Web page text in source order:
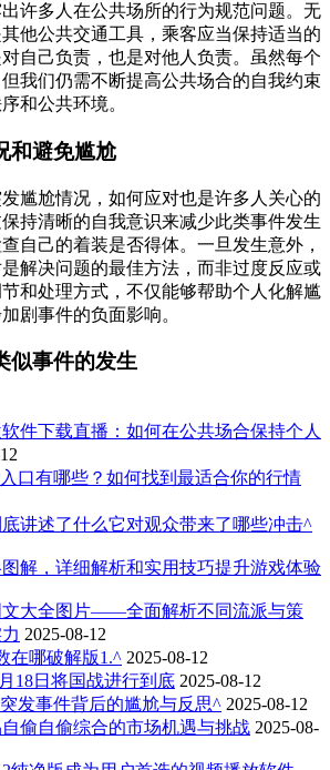
许多人在公共场所的行为规范问题。无
他公共交通工具，乘客应当保持适当的
自己负责，也是对他人负责。虽然每个
我们仍需不断提高公共场合的自我约束
和公共环境。
和避免尴尬
尴尬情况，如何应对也是许多人关心的
持清晰的自我意识来减少此类事件发生
自己的着装是否得体。一旦发生意外，
解决问题的最佳方法，而非过度反应或
和处理方式，不仅能够帮助个人化解尴
剧事件的负面影响。
似事件的发生
件下载直播：如何在公共场合保持个人
口有哪些？如何找到最适合你的行情
讲述了什么它对观众带来了哪些冲击^
解，详细解析和实用技巧提升游戏体验
文大全图片——全面解析不同流派与策
2025-08-12
在哪破解版1.^ 2025-08-12
18日将国战进行到底 2025-08-12
发事件背后的尴尬与反思^ 2025-08-12
偷自偷综合的市场机遇与挑战 2025-08-